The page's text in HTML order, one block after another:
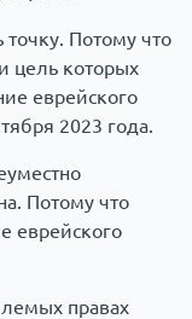
Потому что
цель которых
еврейского
2023 года.
Потому что
еврейского
правах